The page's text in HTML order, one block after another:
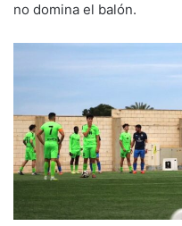
no domina el balón.